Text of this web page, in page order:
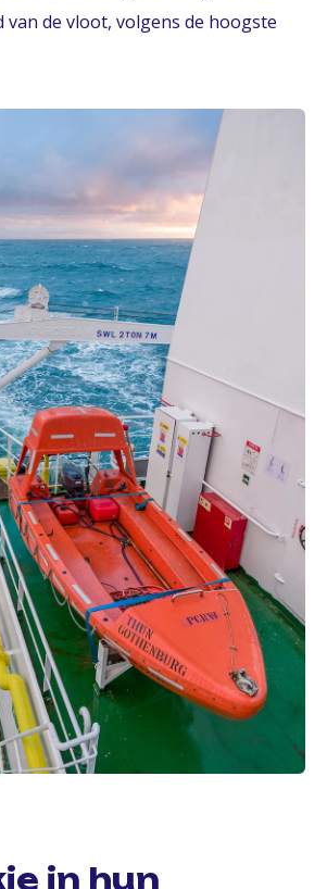
de vloot, volgens de hoogste
in hun